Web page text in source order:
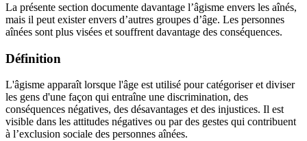
La présente section documente davantage l’âgisme envers les aînés,
mais il peut exister envers d’autres groupes d’âge. Les personnes
aînées sont plus visées et souffrent davantage des conséquences.
Définition
L'âgisme apparaît lorsque l'âge est utilisé pour catégoriser et diviser
les gens d'une façon qui entraîne une discrimination, des
conséquences négatives, des désavantages et des injustices. Il est
visible dans les attitudes négatives ou par des gestes qui contribuent
à l’exclusion sociale des personnes aînées.